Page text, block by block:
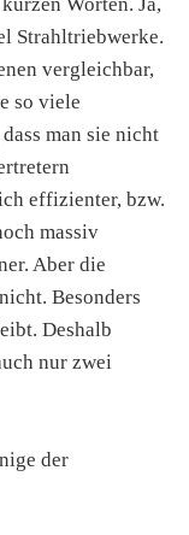
Strahltriebwerke.
vergleichbar,
so viele
man sie nicht
effizienter, bzw.
massiv
Aber die
Besonders
Deshalb
nur zwei
der